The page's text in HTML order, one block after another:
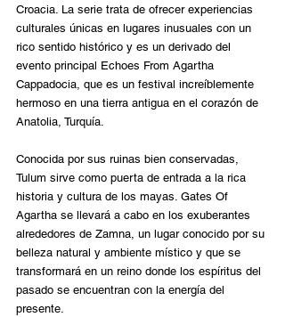
Croacia. La serie trata de ofrecer experiencias
culturales únicas en lugares inusuales con un
rico sentido histórico y es un derivado del
evento principal Echoes From Agartha
Cappadocia, que es un festival increíblemente
hermoso en una tierra antigua en el corazón de
Anatolia, Turquía.
Conocida por sus ruinas bien conservadas,
Tulum sirve como puerta de entrada a la rica
historia y cultura de los mayas. Gates Of
Agartha se llevará a cabo en los exuberantes
alrededores de Zamna, un lugar conocido por su
belleza natural y ambiente místico y que se
transformará en un reino donde los espíritus del
pasado se encuentran con la energía del
presente.